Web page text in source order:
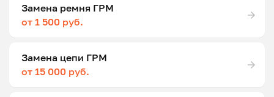
Замена ремня ГРМ
от 1 500 руб.
Замена цепи ГРМ
от 15 000 руб.